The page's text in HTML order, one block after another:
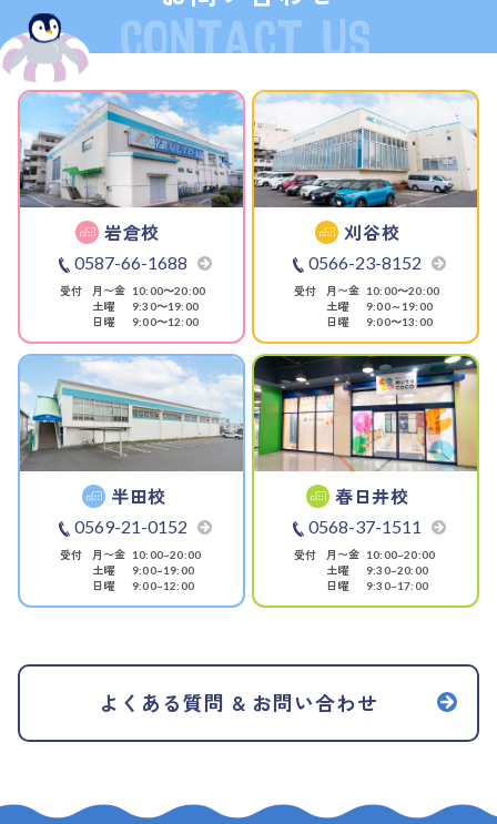
岩倉校
0587-66-1688
受付 月〜金 10:00〜20:00
土曜 9:30〜19:00
日曜 9:00〜12:00
刈谷校
0566-23-8152
受付 月〜金 10:00〜20:00
土曜 9:00～19:00
日曜 9:00〜13:00
半田校
0569-21-0152
受付 月〜金 10:00~20:00
土曜 9:00~19:00
日曜 9:00~12:00
春日井校
0568-37-1511
受付 月〜金 10:00~20:00
土曜 9:30~20:00
日曜 9:30~17:00
よくある質問 & お問い合わせ